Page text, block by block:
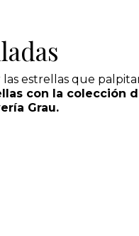
estrellas que
con la colección
Grau.